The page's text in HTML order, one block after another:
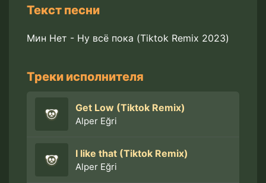
Текст песни
Мин Нет - Ну всё пока (Tiktok Remix 2023)
Треки исполнителя
Get Low (Tiktok Remix)
Alper Eğri
I like that (Tiktok Remix)
Alper Eğri